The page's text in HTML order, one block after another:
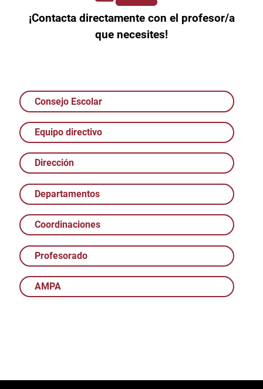
¡Contacta directamente con el profesor/a
que necesites!
Consejo Escolar
Equipo directivo
Dirección
Departamentos
Coordinaciones
Profesorado
AMPA